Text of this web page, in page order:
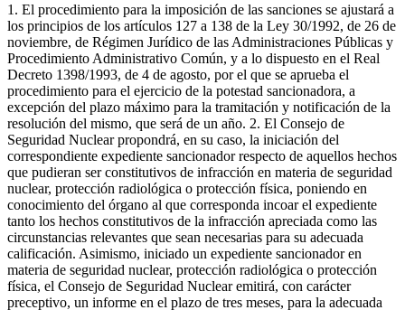
1. El procedimiento para la imposición de las sanciones se ajustará a
los principios de los artículos 127 a 138 de la Ley 30/1992, de 26 de
noviembre, de Régimen Jurídico de las Administraciones Públicas y
Procedimiento Administrativo Común, y a lo dispuesto en el Real
Decreto 1398/1993, de 4 de agosto, por el que se aprueba el
procedimiento para el ejercicio de la potestad sancionadora, a
excepción del plazo máximo para la tramitación y notificación de la
resolución del mismo, que será de un año. 2. El Consejo de
Seguridad Nuclear propondrá, en su caso, la iniciación del
correspondiente expediente sancionador respecto de aquellos hechos
que pudieran ser constitutivos de infracción en materia de seguridad
nuclear, protección radiológica o protección física, poniendo en
conocimiento del órgano al que corresponda incoar el expediente
tanto los hechos constitutivos de la infracción apreciada como las
circunstancias relevantes que sean necesarias para su adecuada
calificación. Asimismo, iniciado un expediente sancionador en
materia de seguridad nuclear, protección radiológica o protección
física, el Consejo de Seguridad Nuclear emitirá, con carácter
preceptivo, un informe en el plazo de tres meses, para la adecuada